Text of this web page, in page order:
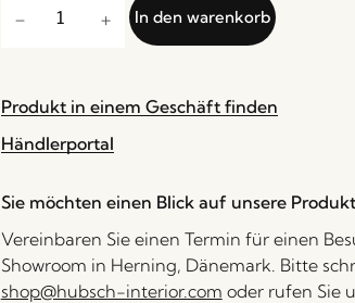
In den warenkorb
Produkt in einem Geschäft finden
Händlerportal
Sie möchten einen Blick auf unsere
Vereinbaren Sie einen Termin für einen
Showroom in Herning, Dänemark. Bitte
shop@hubsch-interior.com oder rufen Sie